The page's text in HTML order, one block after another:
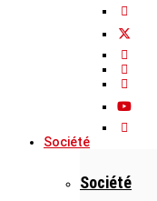
Société
Société